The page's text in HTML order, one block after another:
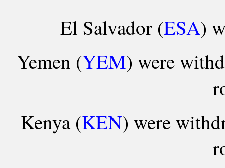
El Salvador (ESA)
Yemen (YEM) were
Kenya (KEN) were